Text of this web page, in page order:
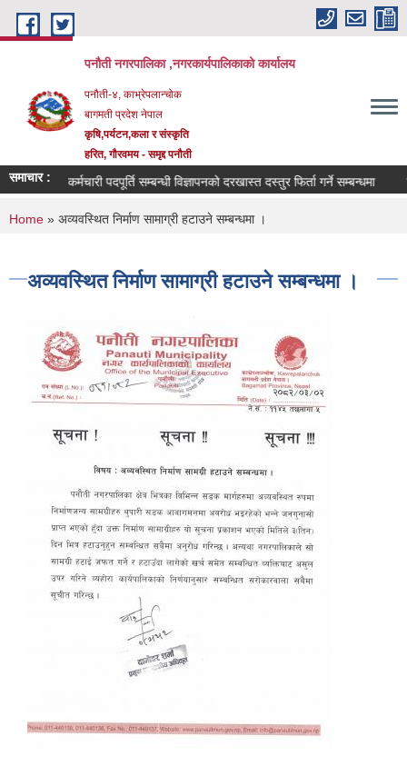
Skip to main content
पनौती नगरपालिका ,नगरकार्यपालिकाको कार्यालय
पनौती-४, काभ्रेपलान्चोक
बागमती प्रदेश नेपाल
कृषि,पर्यटन,कला र संस्कृति
हरित, गौरवमय - समृद्द पनौती
समाचार : कर्मचारी पदपूर्ति सम्बन्धी विज्ञापनको दरखास्त दस्तुर फिर्ता गर्ने सम्बन्धमा
You are here
Home » अव्यवस्थित निर्माण सामाग्री हटाउने सम्बन्धमा ।
अव्यवस्थित निर्माण सामाग्री हटाउने सम्बन्धमा ।